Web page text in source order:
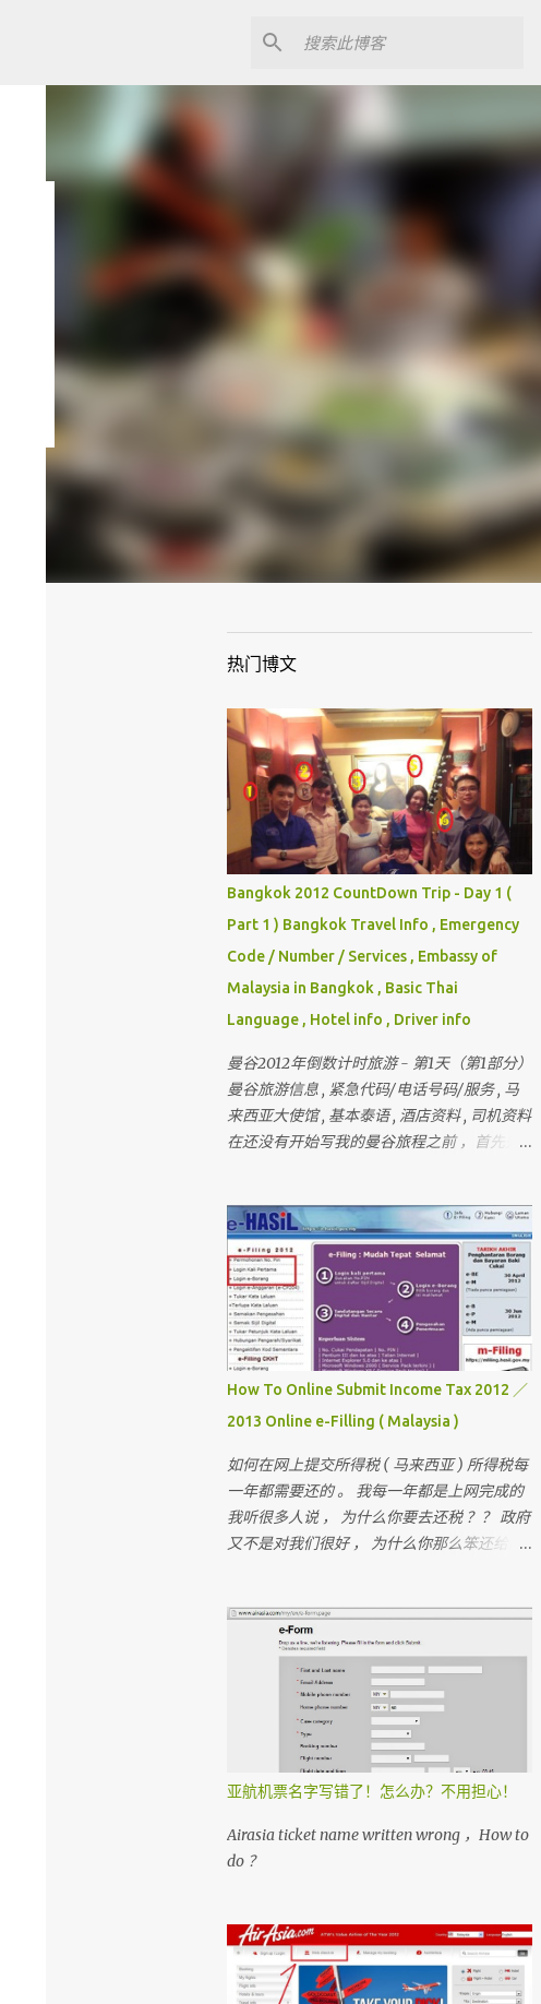
热门博文
Bangkok 2012 CountDown Trip - Day 1 (
Part 1 ) Bangkok Travel Info , Emergency
Code / Number / Services , Embassy of
Malaysia in Bangkok , Basic Thai
Language , Hotel info , Driver info
曼谷2012年倒数计时旅游 - 第1天（第1部分）
曼谷旅游信息 , 紧急代码/电话号码/服务 , 马
来西亚大使馆 , 基本泰语 , 酒店资料 , 司机资料
在还没有开始写我的曼谷旅程之前 ，首先先
， 欢迎你们来作客 首先要介绍这次曼谷的“团
员”和说明关于曼谷的某些东西 我一直有带朋
友出国玩 （ 但我不是导游 ） 最多的一次是带
十六个人 。 这次是七个人 （ 包括我 ）
但。。。对我来说 ， 这次是最困难的一次 。
为什么？？？？ 看看相片先 。
How To Online Submit Income Tax 2012 ／
2013 Online e-Filling ( Malaysia )
如何在网上提交所得税 ( 马来西亚 ) 所得税每
一年都需要还的 。 我每一年都是上网完成的
我听很多人说 ， 为什么你要去还税 ？？ 政府
又不是对我们很好 ， 为什么你那么笨还给政
人是不是不能成功？ 我们孩子上学是免费的
， 去政府医院是不用付钱
亚航机票名字写错了！怎么办？不用担心！
Airasia ticket name written wrong ，How to
do ？